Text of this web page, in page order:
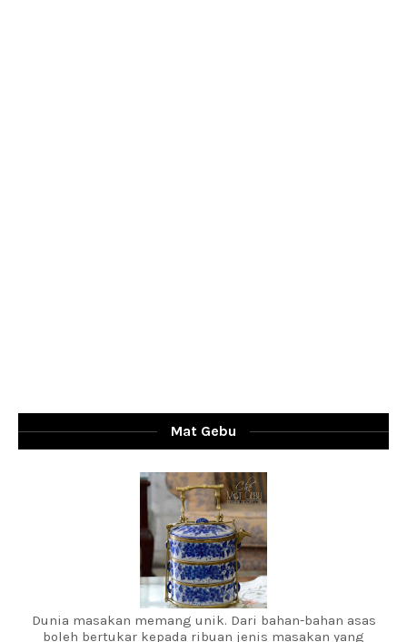
Mat Gebu
Dunia masakan memang unik. Dari bahan-bahan asas
boleh bertukar kepada ribuan jenis masakan yang